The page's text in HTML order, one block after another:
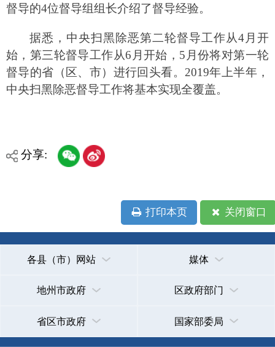
打印本页 关闭窗口
各县（市）网站 媒体
地州市政府 区政府部门
省区市政府 国家部委局
主办：克孜勒苏柯尔克孜自治州人民政府办公室
新ICP备2022000247号
政府网站标识码：6530000002 法律声明 关于我们